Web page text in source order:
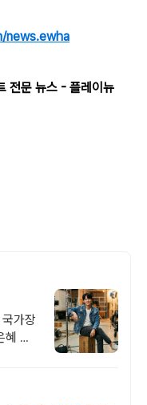
전문 뉴스 - 플레이뉴
가장
원